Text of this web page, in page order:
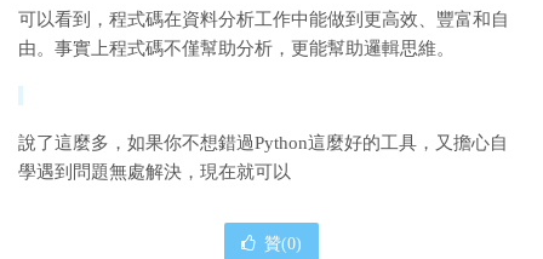
可以看到，程式碼在資料分析工作中能做到更高效、豐富和自
由。 事實上程式碼不僅幫助分析，更能幫助邏輯思維。
說了這麼多，如果你不想錯過Python這麼好的工具，又擔心自
學遇到問題無處解決，現在就可以
贊(0)